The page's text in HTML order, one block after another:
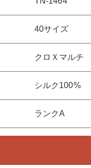
40サイズ 肩
クロＸマルチ
シルク100%
ランクA ※